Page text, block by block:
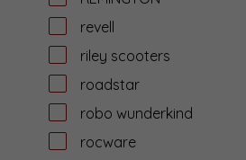
revell
riley scooters
roadstar
robo wunderkind
rocware